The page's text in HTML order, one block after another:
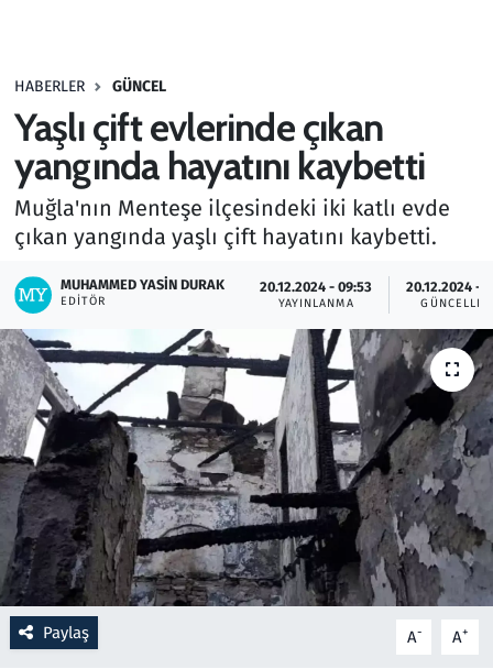
HABERLER GÜNCEL
Yaşlı çift evlerinde çıkan
yangında hayatını kaybetti
Muğla'nın Menteşe ilçesindeki iki katlı evde
çıkan yangında yaşlı çift hayatını kaybetti.
MUHAMMED YASIN DURAK
EDITÖR
20.12.2024 - 09:53
YAYINLANMA
20.12.2024 -
Paylaş A- A+
Haber
Kültür Sanat
Kurumsal Haberler
Otomobil
Oyun
Ramazan
Resmi İlanlar
Rüya Tabirleri
Sağlık